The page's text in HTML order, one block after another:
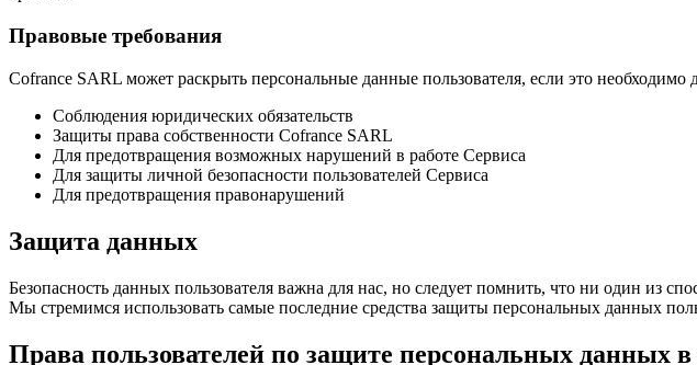
Правовые требования
Cofrance SARL может раскрыть персональные данные пользователя, если это необходимо
Соблюдения юридических обязательств
Защиты права собственности Cofrance SARL
Для предотвращения возможных нарушений в работе Сервиса
Для защиты личной безопасности пользователей Сервиса
Для предотвращения правонарушений
Защита данных
Безопасность данных пользователя важна для нас, но следует помнить, что ни один из
Мы стремимся использовать самые последние средства защиты персональных данных
Права пользователей по защите персональных данных